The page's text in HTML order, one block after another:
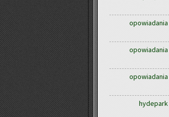
opowiadania
opowiadania
opowiadania
hydepark